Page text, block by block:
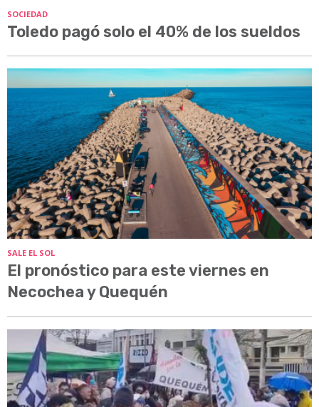
SOCIEDAD
Toledo pagó solo el 40% de los sueldos
SALE EL SOL
El pronóstico para este viernes en
Necochea y Quequén